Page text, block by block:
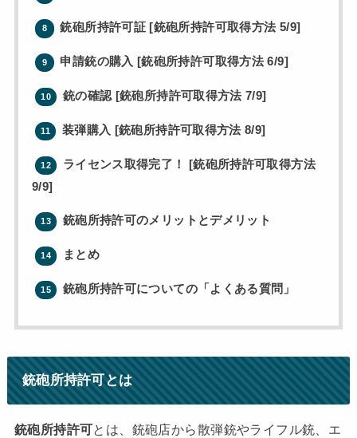
8 銃砲所持許可証 [銃砲所持許可取得方法 5/9]
9 申請銃の購入 [銃砲所持許可取得方法 6/9]
10 銃の確認 [銃砲所持許可取得方法 7/9]
11 装弾購入 [銃砲所持許可取得方法 8/9]
12
ライセンス取得完了！ [銃砲所持許可取得方法
9/9]
13 銃砲所持許可のメリットとデメリット
14 まとめ
15 銃砲所持許可についての「よくある質問」
銃砲所持許可とは
銃砲所持許可とは、銃砲店から散弾銃やライフル銃、エ